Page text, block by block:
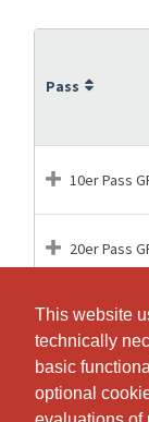
This website
technically
basic
optional
This website
technically
basic
optional
Pass
10er Pass
20er Pass
50er Pass
Drop-In